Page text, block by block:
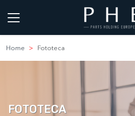
Home Fototeca
FOTOTECA